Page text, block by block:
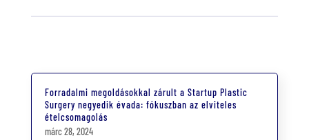
Forradalmi megoldásokkal zárult a Startup Plastic
Surgery negyedik évada: fókuszban az elviteles
ételcsomagolás
márc 28, 2024